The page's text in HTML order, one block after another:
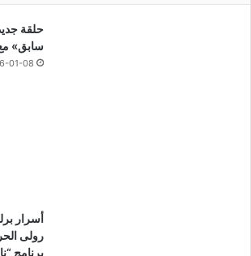
حلقة
سابق»
01-08
أسرار
رولى
برنامج